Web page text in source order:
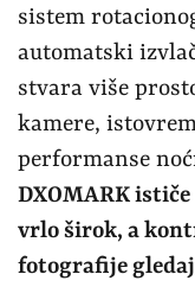
sistem
automatski
stvara više
kamere,
performanse
DXOMARK
vrlo širok, a
fotografije